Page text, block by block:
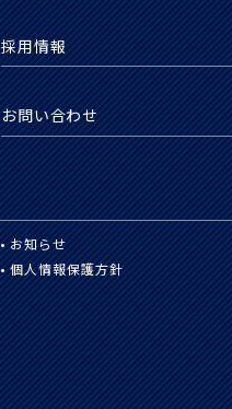
採用情報
お問い合わせ
お知らせ
個人情報保護方針